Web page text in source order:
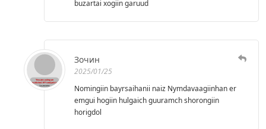
buzartai xogiin garuud
Зочин
2025/01/25
Nomingiin bayrsaihanii naiz Nymdavaagiinhan er
emgui hogiin hulgaich guuramch shorongiin
horigdol